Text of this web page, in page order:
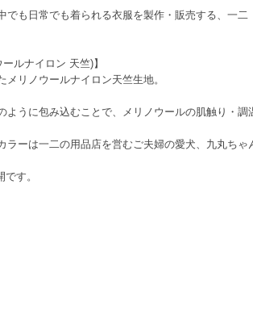
も日常でも着られる衣服を製作・販売する、一二
ルナイロン 天竺)】
リノウールナイロン天竺生地。
ように包み込むことで、メリノウールの肌触り・調
ーは一二の用品店を営むご夫婦の愛犬、九丸ちゃ
す。